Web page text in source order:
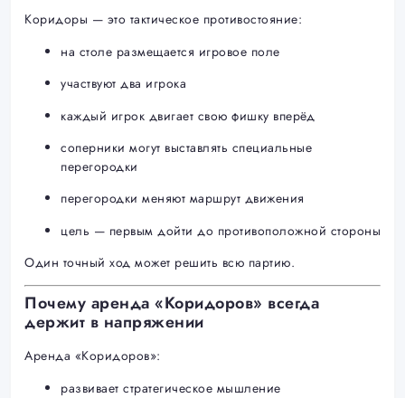
Коридоры — это тактическое противостояние:
на столе размещается игровое поле
участвуют два игрока
каждый игрок двигает свою фишку вперёд
соперники могут выставлять специальные
перегородки
перегородки меняют маршрут движения
цель — первым дойти до противоположной стороны
Один точный ход может решить всю партию.
Почему аренда «Коридоров» всегда
держит в напряжении
Аренда «Коридоров»:
развивает стратегическое мышление